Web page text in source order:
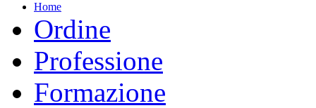
Home
Ordine
Professione
Formazione